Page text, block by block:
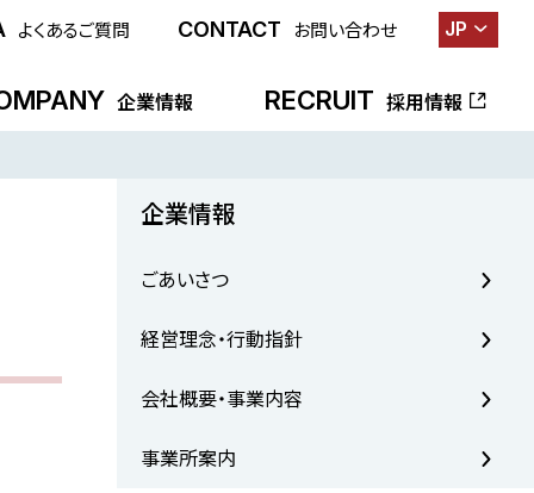
よくあるご質問 CONTACT お問い合わせ JP
企業情報 RECRUIT 採用情報
企業情報
ごあいさつ
経営理念・行動指針
会社概要・事業内容
事業所案内